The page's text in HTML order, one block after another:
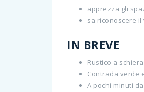
apprezza gli
sa riconoscere
IN BREVE
Rustico a
Contrada verde
A pochi minuti